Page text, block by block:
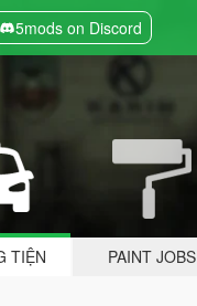
5mods on Discord
TIỆN PAINT JOBS